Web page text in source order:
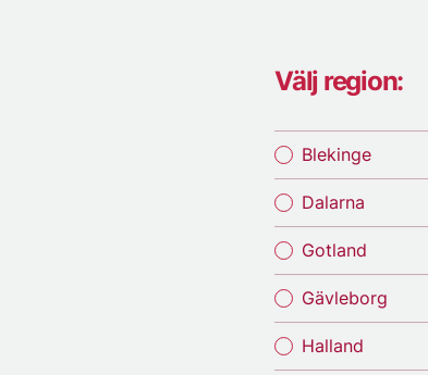
Välj region:
Blekinge
Dalarna
Gotland
Gävleborg
Halland